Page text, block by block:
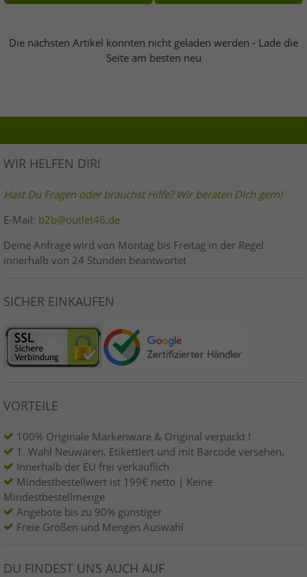
Die nächsten Artikel konnten nicht geladen werden - Lade die
Seite am besten neu
WIR HELFEN DIR!
Hast Du Fragen oder brauchst Hilfe? Wir beraten Dich gern!
E-Mail: b2b@outlet46.de
Deine Anfrage wird von Montag bis Freitag in der Regel
innerhalb von 24 Stunden beantwortet
SICHER EINKAUFEN
VORTEILE
100% Originale Markenware & Original verpackt !
1. Wahl Neuwaren, Etikettiert und mit Barcode versehen.
Innerhalb der EU frei verkäuflich
Mindestbestellwert ist 199€ netto | Keine
Mindestbestellmenge
Angebote bis zu 90% günstiger
Freie Größen und Mengen Auswahl
DU FINDEST UNS AUCH AUF